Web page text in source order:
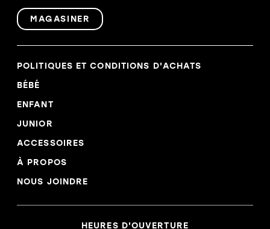
MAGASINER
POLITIQUES ET CONDITIONS D'ACHATS
BÉBÉ
ENFANT
JUNIOR
ACCESSOIRES
À PROPOS
NOUS JOINDRE
HEURES D'OUVERTURE